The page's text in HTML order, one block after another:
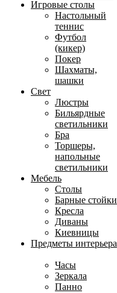
Игровые столы
Настольный
теннис
Футбол
(кикер)
Покер
Шахматы,
шашки
Свет
Люстры
Бильярдные
светильники
Бра
Торшеры,
напольные
светильники
Мебель
Столы
Барные стойки
Кресла
Диваны
Киевницы
Предметы интерьера
Часы
Зеркала
Панно